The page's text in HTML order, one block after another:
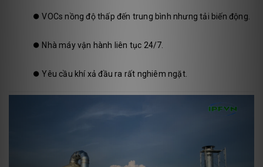
⏺️VOCs nồng độ thấp đến trung bình nhưng tải biến động.
⏺️ Nhà máy vận hành liên tục 24/7.
⏺️Yêu cầu khí xả đầu ra rất nghiêm ngặt.